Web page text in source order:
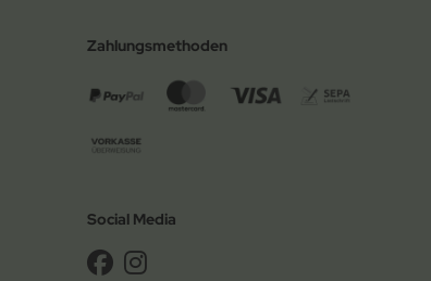
Zahlungsmethoden
Social Media